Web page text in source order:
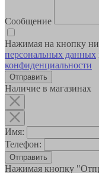
Сообщение
Нажимая на кнопку
персональных данных
конфиденциальности
Наличие в магазинах
Имя:
Телефон:
Отправить
Нажимая кнопку